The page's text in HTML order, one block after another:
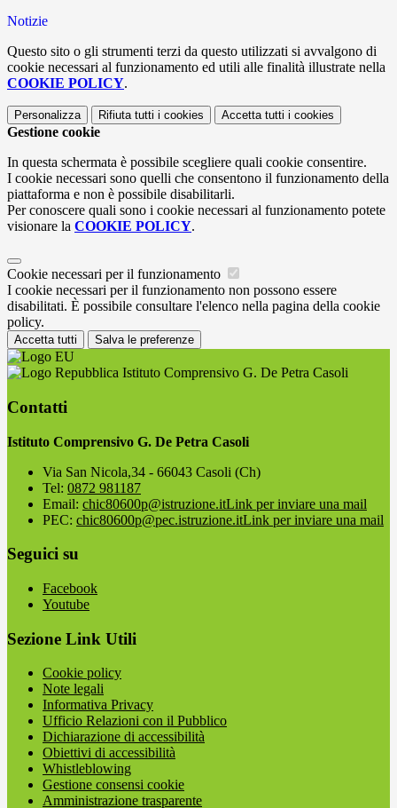
Notizie
Questo sito o gli strumenti terzi da questo utilizzati si avvalgono di
cookie necessari al funzionamento ed utili alle finalità illustrate nella
COOKIE POLICY.
Personalizza Rifiuta tutti i cookies Accetta tutti i cookies
Gestione cookie
In questa schermata è possibile scegliere quali cookie consentire.
I cookie necessari sono quelli che consentono il funzionamento della
piattaforma e non è possibile disabilitarli.
Per conoscere quali sono i cookie necessari al funzionamento potete
visionare la COOKIE POLICY.
Cookie necessari per il funzionamento
I cookie necessari per il funzionamento non possono essere
disabilitati. È possibile consultare l'elenco nella pagina della cookie
policy.
Accetta tutti Salva le preferenze
Istituto Comprensivo G. De Petra Casoli
Contatti
Istituto Comprensivo G. De Petra Casoli
Via San Nicola,34 - 66043 Casoli (Ch)
Tel: 0872 981187
Email: chic80600p@istruzione.itLink per inviare una mail
PEC: chic80600p@pec.istruzione.itLink per inviare una mail
Seguici su
Facebook
Youtube
Sezione Link Utili
Cookie policy
Note legali
Informativa Privacy
Ufficio Relazioni con il Pubblico
Dichiarazione di accessibilità
Obiettivi di accessibilità
Whistleblowing
Gestione consensi cookie
Amministrazione trasparente